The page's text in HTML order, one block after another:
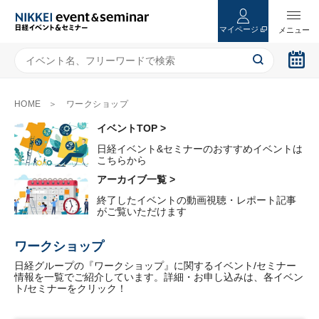
マイページ
HOME ワークショップ
イベントTOP >
日経イベント&セミナーのおすすめイベントは
こちらから
アーカイブ一覧 >
終了したイベントの動画視聴・レポート記事
がご覧いただけます
ワークショップ
日経グループの『ワークショップ』に関するイベント/セミナー
情報を一覧でご紹介しています。詳細・お申し込みは、各イベン
ト/セミナーをクリック！